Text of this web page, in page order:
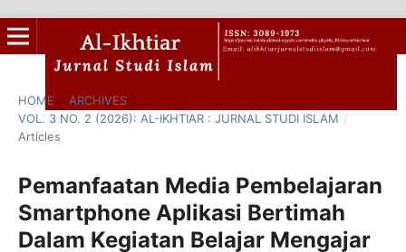
HOME ARCHIVES
VOL. 3 NO. 2 (2026): AL-IKHTIAR : JURNAL STUDI ISLAM /
Articles
Pemanfaatan Media Pembelajaran
Smartphone Aplikasi Bertimah
Dalam Kegiatan Belajar Mengajar